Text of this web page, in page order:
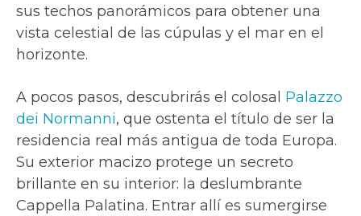
sus techos panorámicos para obtener una
vista celestial de las cúpulas y el mar en el
horizonte.
A pocos pasos, descubrirás el colosal Palazzo
dei Normanni, que ostenta el título de ser la
residencia real más antigua de toda Europa.
Su exterior macizo protege un secreto
brillante en su interior: la deslumbrante
Cappella Palatina. Entrar allí es sumergirse